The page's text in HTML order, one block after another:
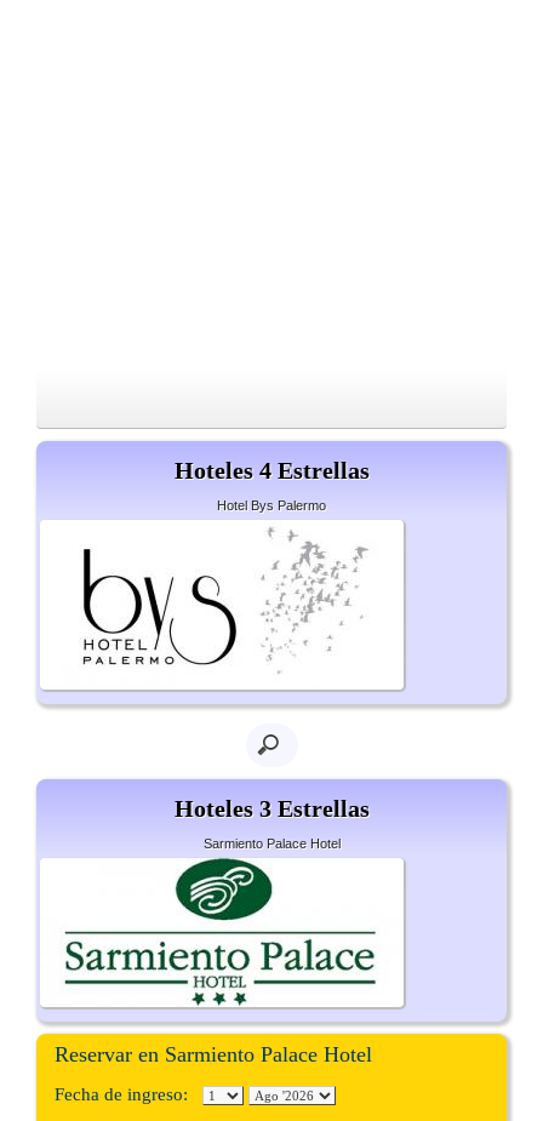
Hoteles 4 Estrellas
Hotel Bys Palermo
Hoteles 3 Estrellas
Sarmiento Palace Hotel
Reservar en Sarmiento Palace Hotel
Fecha de ingreso: